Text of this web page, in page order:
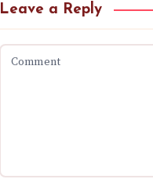
Leave a Reply